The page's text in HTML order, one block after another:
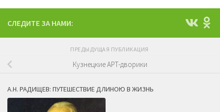
СЛЕДИТЕ ЗА НАМИ:
ПРЕДЫДУЩАЯ ПУБЛИКАЦИЯ
Кузнецкие АРТ-дворики
А.Н. РАДИЩЕВ: ПУТЕШЕСТВИЕ ДЛИНОЮ В ЖИЗНЬ